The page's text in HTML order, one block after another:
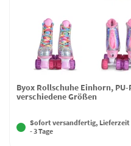
Byox Rollschuhe Einhorn, PU-
verschiedene Größen
Sofort versandfertig, Lieferzeit
- 3 Tage